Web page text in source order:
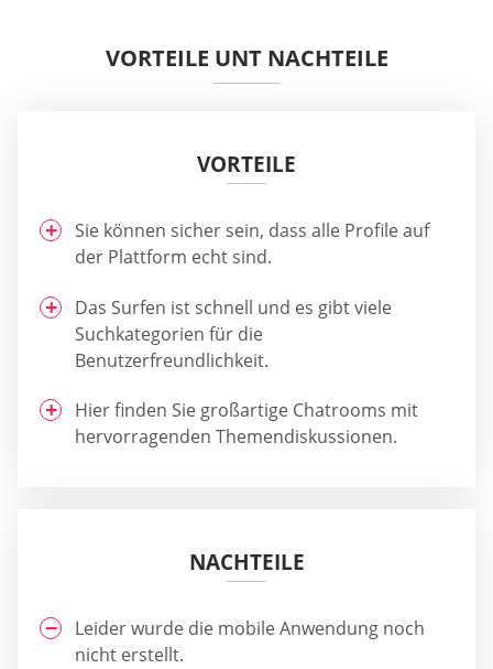
VORTEILE UNT NACHTEILE
VORTEILE
Sie können sicher sein, dass alle Profile auf
der Plattform echt sind.
Das Surfen ist schnell und es gibt viele
Suchkategorien für die
Benutzerfreundlichkeit.
Hier finden Sie großartige Chatrooms mit
hervorragenden Themendiskussionen.
NACHTEILE
Leider wurde die mobile Anwendung noch
nicht erstellt.